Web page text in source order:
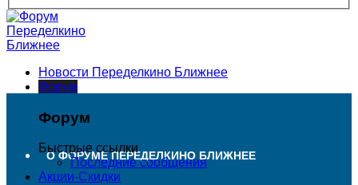
Новости Переделкино Ближнее
Форум
Форум
Быстрые ссылки
Последние сообщения
Акции-Скидки
О ФОРУМЕ ПЕРЕДЕЛКИНО БЛИЖНЕЕ